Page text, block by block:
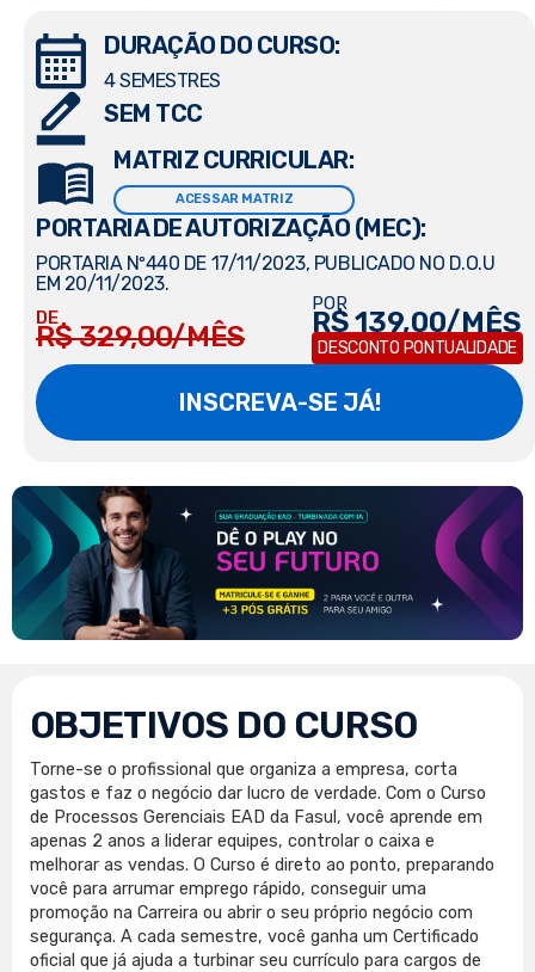
DURAÇÃO DO CURSO:
4 SEMESTRES
SEM TCC
MATRIZ CURRICULAR:
ACESSAR MATRIZ
PORTARIA DE AUTORIZAÇÃO (MEC):
PORTARIA Nº440 DE 17/11/2023, PUBLICADO NO D.O.U
EM 20/11/2023.
DE
R$ 329,00/MÊS
POR
R$ 139,00/MÊS
DESCONTO PONTUALIDADE
INSCREVA-SE JÁ!
OBJETIVOS DO CURSO
Torne-se o profissional que organiza a empresa, corta
gastos e faz o negócio dar lucro de verdade. Com o Curso
de Processos Gerenciais EAD da Fasul, você aprende em
apenas 2 anos a liderar equipes, controlar o caixa e
melhorar as vendas. O Curso é direto ao ponto, preparando
você para arrumar emprego rápido, conseguir uma
promoção na Carreira ou abrir o seu próprio negócio com
segurança. A cada semestre, você ganha um Certificado
oficial que já ajuda a turbinar seu currículo para cargos de